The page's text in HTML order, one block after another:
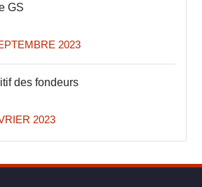
GS
2023
des fondeurs
2023